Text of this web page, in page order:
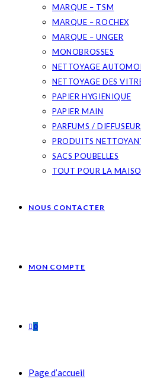
MARQUE – TSM
MARQUE – ROCHEX
MARQUE – UNGER
MONOBROSSES
NETTOYAGE
NETTOYAGE DES
PAPIER HYGIENIQUE
PAPIER MAIN
PARFUMS /
PRODUITS
SACS POUBELLES
TOUT POUR LA
NOUS CONTACTER
MON COMPTE
0
Page d’accueil